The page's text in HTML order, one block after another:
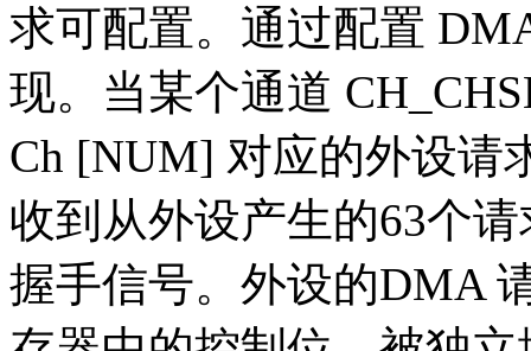
求可配置。通过配置
现。当某个通道
Ch [NUM] 对应的外设请
收到从外设产生的63个
握手信号。外设的DMA